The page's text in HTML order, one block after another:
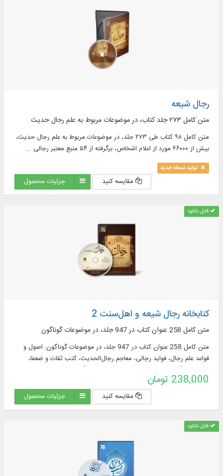
رجال شیعه
متن کامل ۲۷۳ جلد کتاب، در موضوعات مربوط به علم رجال حدیث
متن کامل ۹۸ کتاب طی ۲۷۳ جلد، در موضوعات مربوط به علم رجال حدیث،
بیش از ۶۶۰۰۰ مورد از اعلام اشخاص، برگرفته از ۵۴ منبع معتبر رجالی ...
تولید نسخه جدید
مقایسه کنید جزئیات محصول
قابل دانلود
کتابخانه رجال شیعه و اهل‌‌سنت 2
متن کامل 258 عنوان کتاب در 947 جلد، در موضوعات گوناگون
متن کامل 258 عنوان کتاب در 947 جلد، در موضوعات گوناگون: اصول و
قواعد علم رجال، فواید رجالی، معاجم رجال‌الحدیث، کتب ثقات و ضعفا،
طبقات محدثان
238,000 تومان
مقایسه کنید جزئیات محصول
قابل دانلود